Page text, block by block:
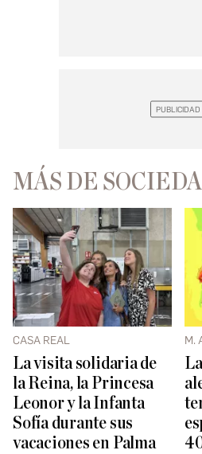
MÁS DE
CASA REAL
La visita solidaria de
la Reina, la Princesa
Leonor y la Infanta
Sofía durante sus
vacaciones en Palma
M.